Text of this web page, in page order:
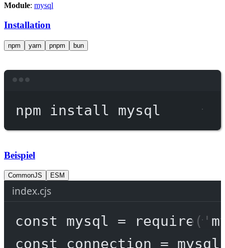
Module: mysql
Installation
npm yarn pnpm bun
npm install mysql
Beispiel
CommonJS ESM
index.cjs
const mysql = require (
const
connection =